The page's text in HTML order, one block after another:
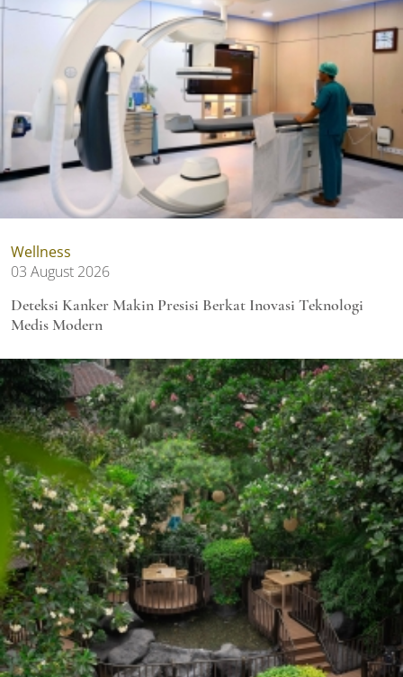
Wellness
03 August 2026
Deteksi Kanker Makin Presisi Berkat Inovasi Teknologi
Medis Modern